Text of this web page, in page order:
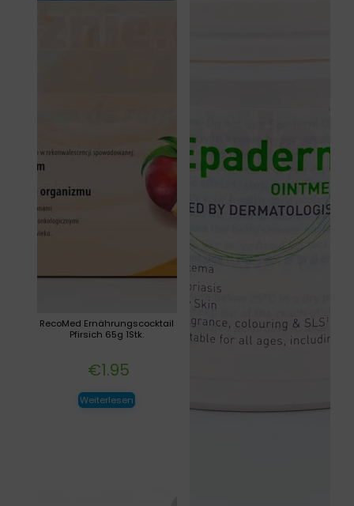
RecoMed Ernährungscocktail
Pfirsich 65g 1Stk.
€1.95
Weiterlesen